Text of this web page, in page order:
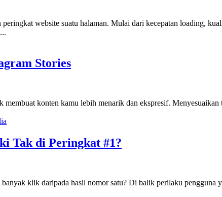
website suatu halaman. Mulai dari kecepatan loading,
Stories
konten kamu lebih menarik dan ekspresif.
Tak di Peringkat #1?
klik daripada hasil nomor satu? Di balik perilaku